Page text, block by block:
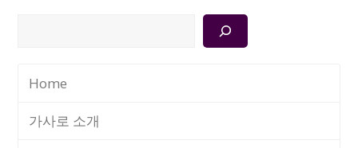
Home
가사로 소개